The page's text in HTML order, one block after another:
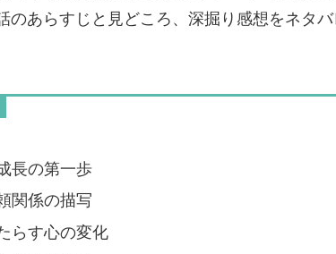
のあらすじと見どころ、深掘り感想をネタ
長の第一歩
関係の描写
らす心の変化